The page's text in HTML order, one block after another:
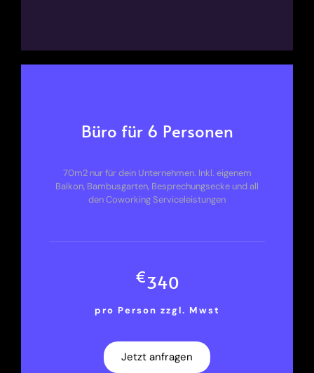
Büro für 6 Personen
70m2 nur für dein Unternehmen. Inkl. eigenem
Balkon, Bambusgarten, Besprechungsecke und all
den Coworking Serviceleistungen
€340
pro Person zzgl. Mwst
Jetzt anfragen